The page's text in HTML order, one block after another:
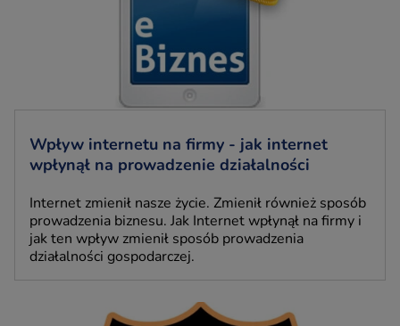
Wpływ internetu na firmy - jak internet
wpłynął na prowadzenie działalności
Internet zmienił nasze życie. Zmienił również sposób
prowadzenia biznesu. Jak Internet wpłynął na firmy i
jak ten wpływ zmienił sposób prowadzenia
działalności gospodarczej.